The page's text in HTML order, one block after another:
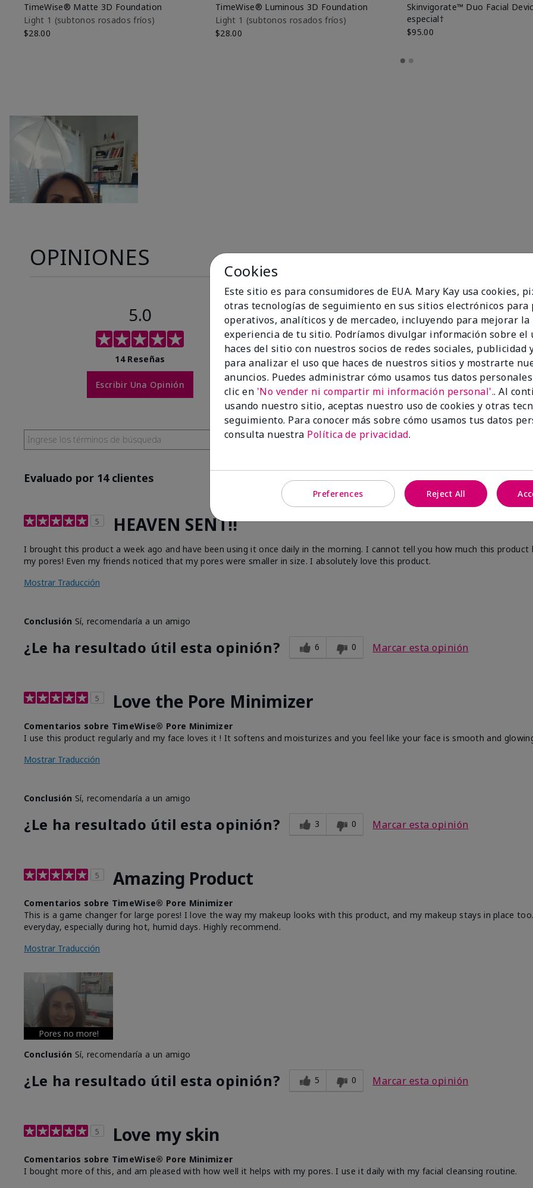
TimeWise® Matte 3D Foundation
Light 1​ (subtonos rosados fríos)
$28.00
TimeWise® Luminous 3D Foundation
Light 1​ (subtonos rosados fríos)
$28.00
Skinvigorate™ Duo Facial
especial†
$95.00
OPINIONES
5.0
14 Reseñas
Escribir Una Opinión
100%
de los encuestados
recomendaría a un
amigo.
Evaluado por 14 clientes
5 HEAVEN SENT!!
I brought this product a week ago and have been using it once daily in the morning. I cannot tell you how much this product
my pores! Even my friends noticed that my pores were smaller in size. I absolutely love this product.
Mostrar Traducción
Conclusión Sí, recomendaría a un amigo
¿Le ha resultado útil esta opinión? 6 0 Marcar esta opinión
5 Love the Pore Minimizer
Comentarios sobre TimeWise® Pore Minimizer
I use this product regularly and my face loves it ! It softens and moisturizes and you feel like your face is smooth and
Mostrar Traducción
Conclusión Sí, recomendaría a un amigo
¿Le ha resultado útil esta opinión? 3 0 Marcar esta opinión
5 Amazing Product
Comentarios sobre TimeWise® Pore Minimizer
This is a game changer for large pores! I love the way my makeup looks with this product, and my makeup stays in place
everyday, especially during hot, humid days. Highly recommend.
Mostrar Traducción
Pores no more!
Conclusión Sí, recomendaría a un amigo
¿Le ha resultado útil esta opinión? 5 0 Marcar esta opinión
5 Love my skin
Comentarios sobre TimeWise® Pore Minimizer
I bought more of this, and am pleased with how well it helps with my pores. I use it daily with my facial cleansing routine.
Cookies
Este sitio es para consumidores de EUA. Mary Kay usa cookies,
otras tecnologías de seguimiento en sus sitios electrónicos para
operativos, analíticos y de mercadeo, incluyendo para mejorar la
experiencia de tu sitio. Podríamos divulgar información sobre el
haces del sitio con nuestros socios de redes sociales, publicidad
para analizar el uso que haces de nuestros sitios y mostrarte
anuncios. Puedes administrar cómo usamos tus datos
clic en 'No vender ni compartir mi información personal'.. Al
usando nuestro sitio, aceptas nuestro uso de cookies y otras
seguimiento. Para conocer más sobre cómo usamos tus datos
consulta nuestra Política de privacidad.
Preferences Reject All